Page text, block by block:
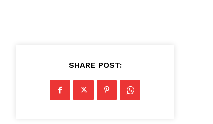
SHARE POST: